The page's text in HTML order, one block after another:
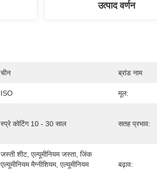
उत्पाद वर्णन
चीन ब्रांड नाम
ISO मूल:
स्प्रे कोटिंग 10 - 30 साल सतह प्रभाव:
जस्ती शीट, एल्यूमीनियम जस्ता, जिंक
एल्यूमीनियम मैग्नीशियम, एल्यूमीनियम
बढ़ाव: